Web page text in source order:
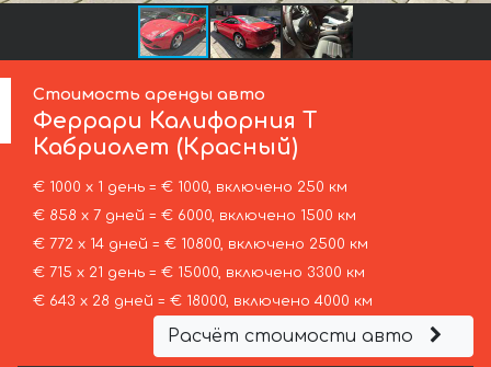
Стоимость аренды авто
Феррари Калифорния Т
Кабриолет (Красный)
€ 1000 х 1 день = € 1000, включено 250 км
€ 858 х 7 дней = € 6000, включено 1500 км
€ 772 х 14 дней = € 10800, включено 2500 км
€ 715 х 21 день = € 15000, включено 3300 км
€ 643 х 28 дней = € 18000, включено 4000 км
Расчёт стоимости авто